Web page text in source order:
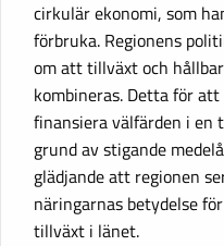
cirkulär ekonomi, som
förbruka. Regionens
om att tillväxt och
kombineras. Detta för
finansiera välfärden i en
grund av stigande
glädjande att regionen
näringarnas betydelse
tillväxt i länet.